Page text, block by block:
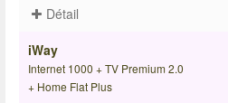
Détail
iWay
Internet 1000 + TV Premium 2.0
+ Home Flat Plus